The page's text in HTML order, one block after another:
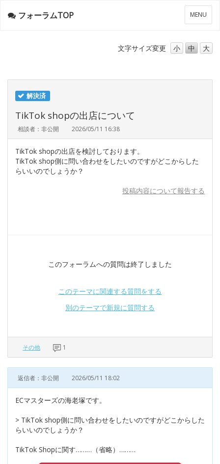
メ
ニ
ー
MENU
フォーラムTOP
文字サイズ変更 小 中 大
解決済
TikTok shopの出店について
相談者：非公開 2026/05/11 16:38
TikTok shopの出店を検討しております。
TikTok shop側に問い合わせをしたいのですがどこからした
らいいのでしょうか？
投稿内容について報告する
このフォーラムへの質問は終了しました
このテーマに関連する質問をする
別のテーマで新規に質問する
その他 1
返信者：非公開 2026/05/11 18:02
ECマスターズの海老塚です。
> TikTok shop側に問い合わせをしたいのですがどこからした
らいいのでしょうか？
TikTok Shopに関す………（省略）………